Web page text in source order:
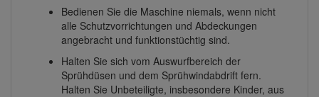
Bedienen Sie die Maschine niemals, wenn nicht
alle Schutzvorrichtungen und Abdeckungen
angebracht und funktionstüchtig sind.
Halten Sie sich vom Auswurfbereich der
Sprühdüsen und dem Sprühwindabdrift fern.
Halten Sie Unbeteiligte, insbesondere Kinder, aus